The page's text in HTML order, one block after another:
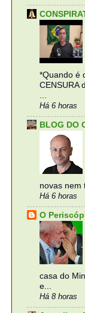
*Quando é
CENSURA
Há 6 horas
BLOG DO
novas nem
Há 6 horas
O
casa do
e...
Há 8 horas